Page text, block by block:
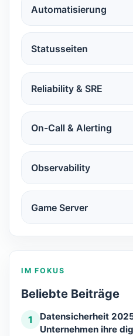
Automatisierung
Statusseiten
Reliability & SRE
On-Call & Alerting
Observability
Game Server
IM FOKUS
Beliebte Beiträge
1
Datensicherheit
Unternehmen ihre